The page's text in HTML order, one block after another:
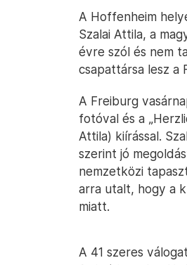
A Hoffenheim
Szalai Attila, a
évre szól és nem
csapattársa lesz a
A Freiburg
fotóval és a
Attila) kiírással.
szerint jó
nemzetközi
arra utalt, hogy a
miatt.
A 41 szeres